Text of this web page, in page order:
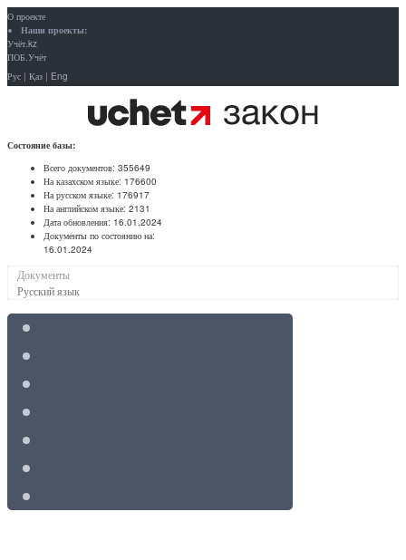
О проекте
Наши проекты:
Учёт.kz
ПОБ.Учёт
Рус | Қаз | Eng
Состояние базы:
Всего документов: 355649
На казахском языке: 176600
На русском языке: 176917
На английском языке: 2131
Дата обновления: 16.01.2024
Документы по состоянию на:
16.01.2024
Документы
Русский язык